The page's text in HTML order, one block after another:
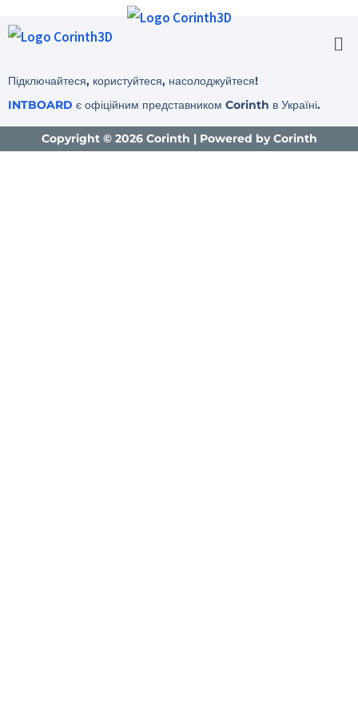
Підключайтеся, користуйтеся, насолоджуйтеся!
INTBOARD є офіційним представником Corinth в Україні.
Copyright © 2026 Corinth | Powered by Corinth